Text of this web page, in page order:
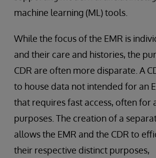
machine learning (ML) tools.
While the focus of the EMR is
and their care and histories, the
CDR are often more disparate. A
to house data not intended for an
that requires fast access, often for
purposes. The creation of a
allows the EMR and the CDR to
their respective distinct purposes,